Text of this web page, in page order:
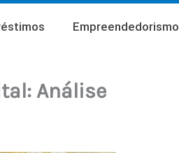
Empreendedorismo
Análise